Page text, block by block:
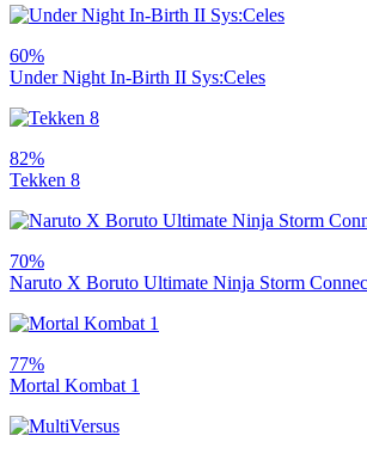
60%
Under Night In-Birth II Sys:Celes
82%
Tekken 8
70%
Naruto X Boruto Ultimate Ninja Storm
77%
Mortal Kombat 1